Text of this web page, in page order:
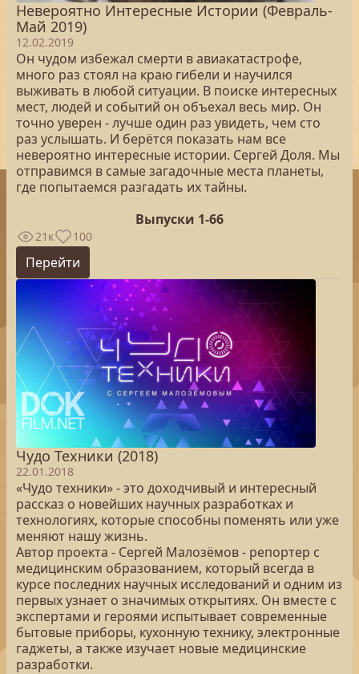
Невероятно Интересные Истории (Февраль-
Май 2019)
12.02.2019
Он чудом избежал смерти в авиакатастрофе,
много раз стоял на краю гибели и научился
выживать в любой ситуации. В поиске интересных
мест, людей и событий он объехал весь мир. Он
точно уверен - лучше один раз увидеть, чем сто
раз услышать. И берётся показать нам все
невероятно интересные истории. Сергей Доля. Мы
отправимся в самые загадочные места планеты,
где попытаемся разгадать их тайны.
Выпуски 1-66
21к 100
Перейти
Чудо Техники (2018)
22.01.2018
«Чудо техники» - это доходчивый и интересный
рассказ о новейших научных разработках и
технологиях, которые способны поменять или уже
меняют нашу жизнь.
Автор проекта - Сергей Малозёмов - репортер с
медицинским образованием, который всегда в
курсе последних научных исследований и одним из
первых узнает о значимых открытиях. Он вместе с
экспертами и героями испытывает современные
бытовые приборы, кухонную технику, электронные
гаджеты, а также изучает новые медицинские
разработки.